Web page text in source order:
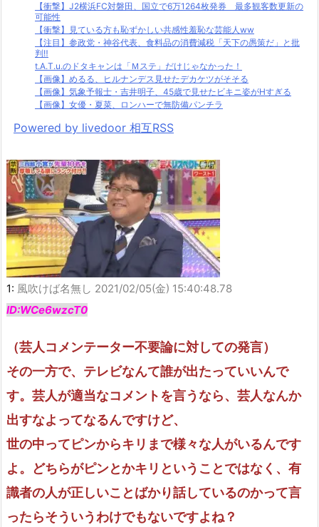
【衝撃】J2横浜FC対磐田、国立で6万1264枚発券 最多観客数更新の
可能性
【衝撃】見ている方も恥ずかしい共感性羞恥な芸能人ww
【注目】参政党・神谷代表、食料品の消費減税「天下の愚策だ」と批
判‼
t.A.T.u.のドタキャンは「Ｍステ」だけじゃなかった！
【画像】めるる、ヒルナンデス見せたデカケツがそそる
【画像】気象予報士・吉井明子、45歳で見せたビキニ姿がHすぎる
【画像】女優・夏菜、ロンハーで無防備パンチラ
Powered by livedoor 相互RSS
1: 風吹けば名無し 2021/02/05(金) 15:40:48.78
ID:WCe6wzcT0
（芸人コメンテーター不要論に対しての発言）
その一方で、テレビなんて誰が出たっていいんで
す。芸人が適当なコメントを言うなら、芸人なんか
出すなよってなるんですけど、
世の中ってピンからキリまで様々な人がいるんです
よ。どちらがピンとかキリということではなく、有
識者の人が正しいことばかり話しているのかって言
ったらそういうわけでもないですよね？